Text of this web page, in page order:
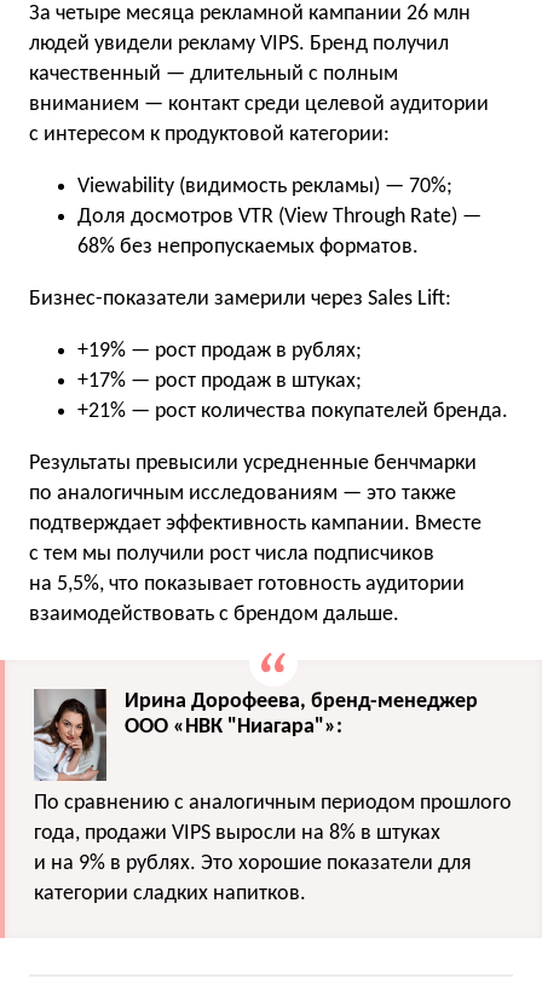
За четыре месяца рекламной кампании 26 млн
людей увидели рекламу VIPS. Бренд получил
качественный — длительный с полным
вниманием — контакт среди целевой аудитории
с интересом к продуктовой категории:
Viewability (видимость рекламы) — 70%;
Доля досмотров VTR (View Through Rate) —
68% без непропускаемых форматов.
Бизнес-показатели замерили через Sales Lift:
+19% — рост продаж в рублях;
+17% — рост продаж в штуках;
+21% — рост количества покупателей бренда.
Результаты превысили усредненные бенчмарки
по аналогичным исследованиям — это также
подтверждает эффективность кампании. Вместе
с тем мы получили рост числа подписчиков
на 5,5%, что показывает готовность аудитории
взаимодействовать с брендом дальше.
Ирина Дорофеева, бренд-менеджер
ООО «НВК "Ниагара"»:
По сравнению с аналогичным периодом прошлого
года, продажи VIPS выросли на 8% в штуках
и на 9% в рублях. Это хорошие показатели для
категории сладких напитков.